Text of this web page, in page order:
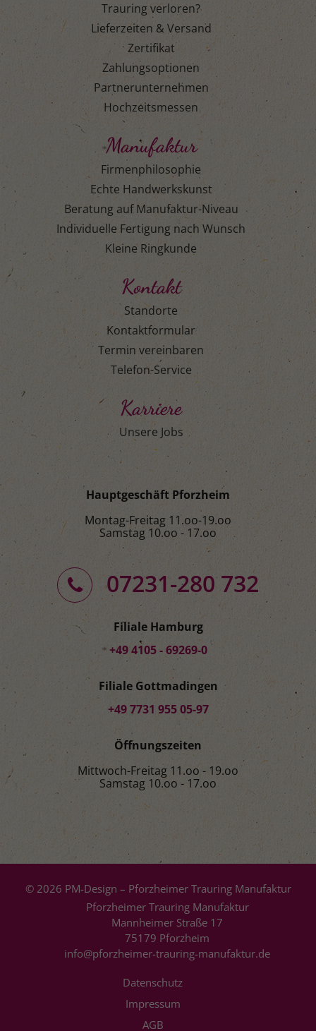
Trauring verloren?
Lieferzeiten & Versand
Zertifikat
Zahlungsoptionen
Partnerunternehmen
Hochzeitsmessen
Manufaktur
Firmenphilosophie
Echte Handwerkskunst
Beratung auf Manufaktur-Niveau
Individuelle Fertigung nach Wunsch
Kleine Ringkunde
Kontakt
Standorte
Kontaktformular
Termin vereinbaren
Telefon-Service
Karriere
Unsere Jobs
Hauptgeschäft Pforzheim
Montag-Freitag 11.oo-19.oo
Samstag 10.oo - 17.oo
07231-280 732
Filiale Hamburg
+49 4105 - 69269-0
Filiale Gottmadingen
+49 7731 955 05-97
Öffnungszeiten
Mittwoch-Freitag 11.oo - 19.oo
Samstag 10.oo - 17.oo
© 2026 PM-Design – Pforzheimer Trauring Manufaktur
Pforzheimer Trauring Manufaktur
Mannheimer Straße 17
75179 Pforzheim
info@pforzheimer-trauring-manufaktur.de
Datenschutz
Impressum
AGB